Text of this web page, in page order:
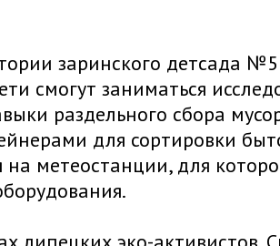
заринского детсада
смогут заниматься
раздельного сбора
для сортировки
метеостанции, для